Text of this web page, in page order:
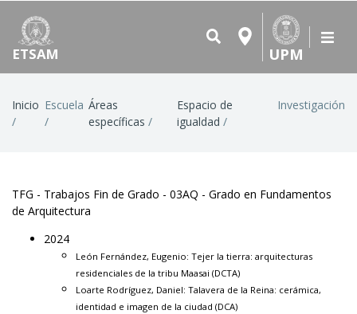
ETSAM UPM
Ruta
de
Inicio Escuela Áreas
específicas
Espacio de
igualdad
Investigación
TFG - Trabajos Fin de Grado - 03AQ - Grado en Fundamentos
de Arquitectura
2024
León Fernández, Eugenio: Tejer la tierra: arquitecturas
residenciales de la tribu Maasai (DCTA)
Loarte Rodríguez, Daniel: Talavera de la Reina: cerámica,
identidad e imagen de la ciudad (DCA)